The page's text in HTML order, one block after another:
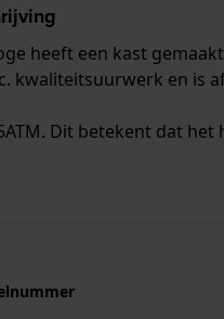
heeft een kast
kwaliteitsuurwerk en is
Dit betekent dat